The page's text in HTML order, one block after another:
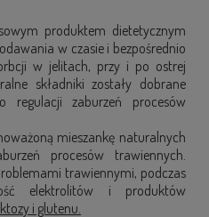
produktem dietetycznym
w czasie i bezpośrednio
w jelitach, przy i po ostrej
składniki zostały dobrane
regulacji zaburzeń procesów
mieszankę naturalnych
procesów trawiennych.
trawiennymi, podczas
elektrolitów i produktów
i glutenu.